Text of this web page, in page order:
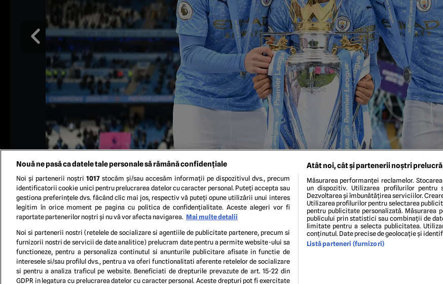
MANCHESTER, ENGLAND - MAY 23: Aymeric Laporte, Riyad Mahrez, Benjamin Mendy celebrates with the
presented with the Trophy as they win the league following the Premier League match between Manchester City
in Manchester, England. A limited number of fans will be allowed into Premier League stadiums as Coronavirus
Michael Regan/Getty Images)
Nouă ne pasă ca datele tale personale să rămână confidențiale
Noi și partenerii noștri 1017stocăm și/sau accesăm informații pe dispozitivul dvs., precum
identificatorii cookie unici pentru prelucrarea datelor cu caracter personal. Puteți accepta sau
gestiona preferințele dvs. făcând clic mai jos, respectiv vă puteți opune utilizării unui interes
legitim în orice moment pe pagina cu politica de confidențialitate. Aceste alegeri vor fi
raportate partenerilor noștri și nu vă vor afecta navigarea. Mai multe detalii
Noi si partenerii nostri (retelele de socializare si agentiile de publicitate partenere, precum si
furnizorii nostri de servicii de date analitice) prelucram date pentru a permite website-ului sa
functioneze, pentru a personaliza continutul si anunturile publicitare afisate in functie de
interesele si/sau profilul dvs., pentru a va oferi functionalitati aferente retelelor de socializare
si pentru a analiza traficul pe website. Beneficiati de drepturile prevazute de art. 15-22 din
GDPR in legatura cu prelucrarea datelor cu caracter personal. Aceste drepturi pot fi exercitate
Atât noi, cât și partenerii noștri
Măsurarea performanței reclamelor.
un dispozitiv. Utilizarea profilurilor pentru
Dezvoltarea și îmbunătățirea serviciilor.
Utilizarea profilurilor pentru selectarea
pentru publicitate personalizată. Măsurarea
publicului prin statistici sau combinații de
limitate pentru a selecta publicitatea.
conținutul. Date precise de geolocație și
Listă parteneri (furnizori)